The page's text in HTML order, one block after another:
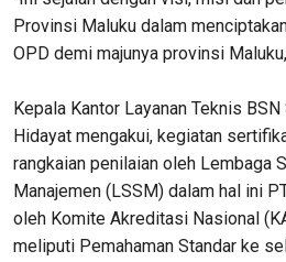
Provinsi Maluku dalam
OPD demi majunya provinsi
Kepala Kantor Layanan Teknis
Hidayat mengakui, kegiatan
rangkaian penilaian oleh Lembaga
Manajemen (LSSM) dalam hal ini
oleh Komite Akreditasi Nasional
meliputi Pemahaman Standar ke